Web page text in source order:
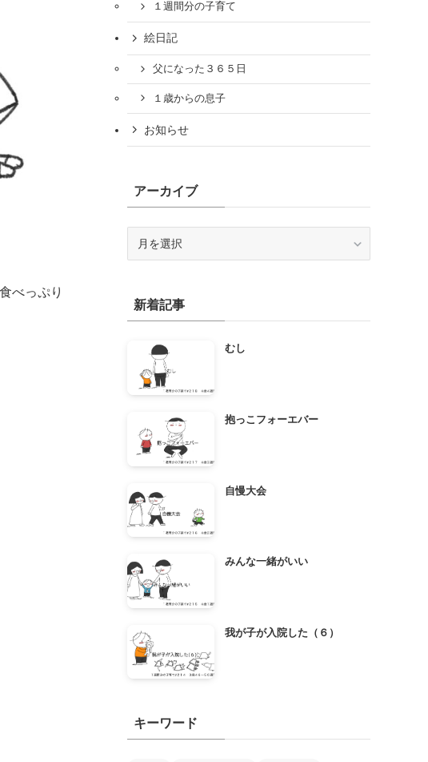
べっぷり
１週間分の子育て
絵日記
父になった３６５日
１歳からの息子
お知らせ
アーカイブ
ブ新着記事
むし
抱っこフォーエバー
自慢大会
みんな一緒がいい
我が子が入院した（６）
キーワード